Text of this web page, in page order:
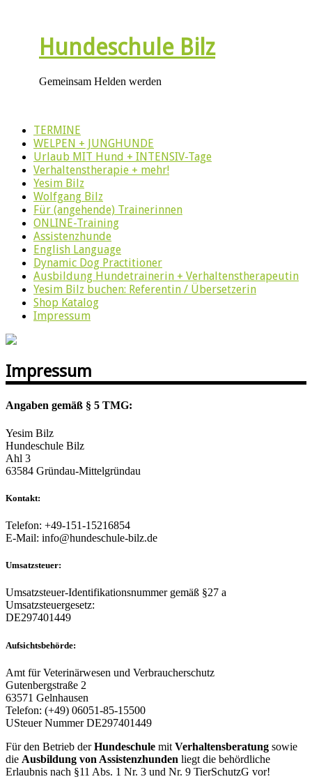
Hundeschule Bilz
Gemeinsam Helden werden
TERMINE
WELPEN + JUNGHUNDE
Urlaub MIT Hund + INTENSIV-Tage
Verhaltenstherapie + mehr!
Yesim Bilz
Wolfgang Bilz
Für (angehende) Trainerinnen
ONLINE-Training
Assistenzhunde
English Language
Dynamic Dog Practitioner
Ausbildung Hundetrainerin + Verhaltenstherapeutin
Yesim Bilz buchen: Referentin / Übersetzerin
Shop Katalog
Impressum
Impressum
Angaben gemäß § 5 TMG:
Yesim Bilz
Hundeschule Bilz
Ahl 3
63584 Gründau-Mittelgründau
Kontakt:
Telefon: +49-151-15216854
E-Mail: info@hundeschule-bilz.de
Umsatzsteuer:
Umsatzsteuer-Identifikationsnummer gemäß §27 a
Umsatzsteuergesetz:
DE297401449
Aufsichtsbehörde:
Amt für Veterinärwesen und Verbraucherschutz
Gutenbergstraße 2
63571 Gelnhausen
Telefon: (+49) 06051-85-15500
USteuer Nummer DE297401449
Für den Betrieb derHundeschule mit Verhaltensberatung sowie
die Ausbildung von Assistenzhunden liegt die behördliche
Erlaubnis nach §11 Abs. 1 Nr. 3 und Nr. 9 TierSchutzG vor!